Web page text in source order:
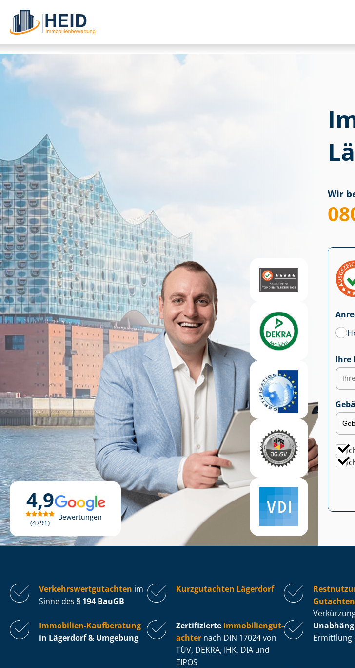
4,9
4791
Bewertungen
Wir
Ihre
Ver­kehrs­wert­gut­ach­ten im
Sinne des § 194 BauGB
Kurzgutachten Lägerdorf
Gutachten
Immobilien-Kaufberatung
in Lägerdorf & Umgebung
Zertifizierte Im­mo­bi­li­en­gut­
ach­ter nach DIN 17024 von
TÜV, DEKRA, IHK, DIA und
EIPOS
Ermittlung